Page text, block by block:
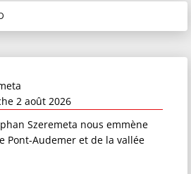
2 août 2026
Szeremeta nous emmène
Pont-Audemer et de la vallée